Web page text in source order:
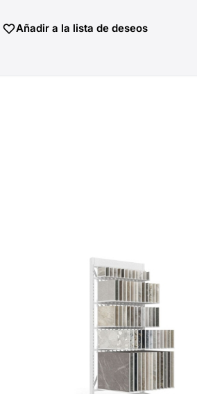
Añadir a la lista de deseos